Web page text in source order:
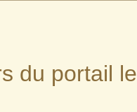
du portail